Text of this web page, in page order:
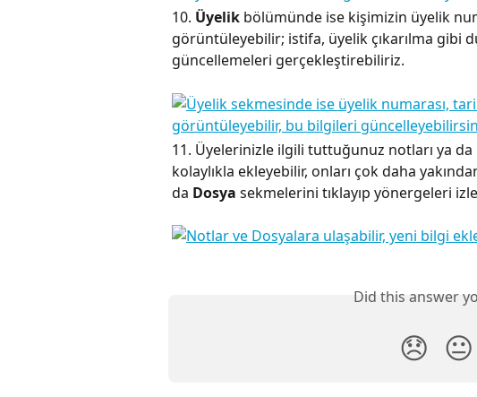
10. Üyelik bölümünde ise kişimizin üyelik
görüntüleyebilir; istifa, üyelik çıkarılma gibi
güncellemeleri gerçekleştirebiliriz.
11. Üyelerinizle ilgili tuttuğunuz notları ya
kolaylıkla ekleyebilir, onları çok daha
da Dosya sekmelerini tıklayıp yönergeleri
Did this answer
😞 😐